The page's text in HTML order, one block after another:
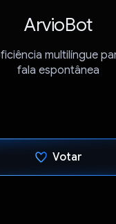
ArvioBot
multilíngue
fala espontânea
Votar